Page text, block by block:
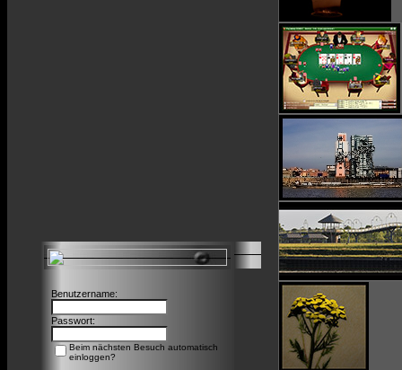
Benutzername:
Passwort:
Beim nächsten Besuch automatisch
einloggen?